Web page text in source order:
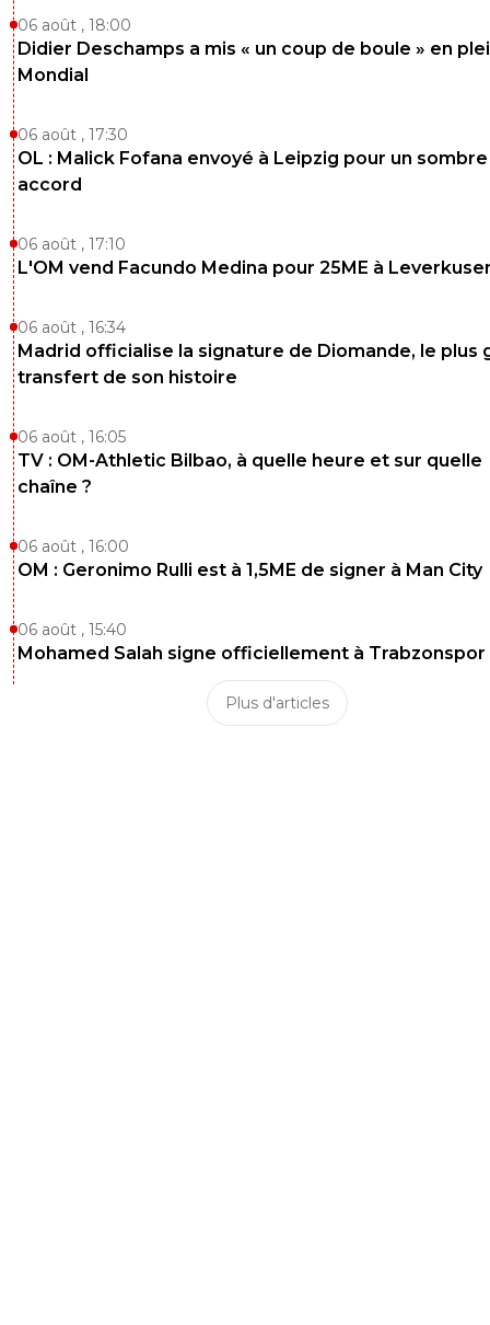
06 août , 18:00
Didier Deschamps a mis « un coup de boule » en
Mondial
06 août , 17:30
OL : Malick Fofana envoyé à Leipzig pour un sombre
accord
06 août , 17:10
L'OM vend Facundo Medina pour 25ME à
06 août , 16:34
Madrid officialise la signature de Diomande, le plus
transfert de son histoire
06 août , 16:05
TV : OM-Athletic Bilbao, à quelle heure et sur quelle
chaîne ?
06 août , 16:00
OM : Geronimo Rulli est à 1,5ME de signer à Man City
06 août , 15:40
Mohamed Salah signe officiellement à Trabzonspor
Plus d'articles